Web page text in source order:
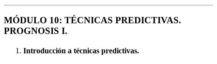
MÓDULO 10: TÉCNICAS PREDICTIVAS.
PROGNOSIS I.
Introducción a técnicas predictivas.